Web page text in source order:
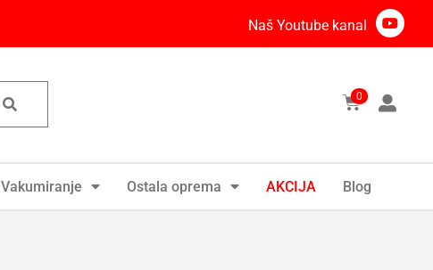
Naš Youtube kanal
0
Vakumiranje Ostala oprema AKCIJA Blog